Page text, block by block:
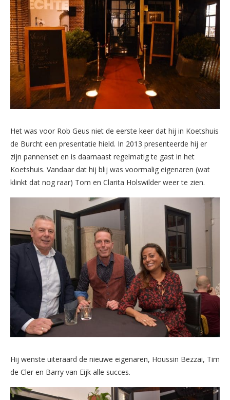
Het was voor Rob Geus niet de eerste keer dat hij in Koetshuis
de Burcht een presentatie hield. In 2013 presenteerde hij er
zijn pannenset en is daarnaast regelmatig te gast in het
Koetshuis. Vandaar dat hij blij was voormalig eigenaren (wat
klinkt dat nog raar) Tom en Clarita Holswilder weer te zien.
Hij wenste uiteraard de nieuwe eigenaren, Houssin Bezzai, Tim
de Cler en Barry van Eijk alle succes.